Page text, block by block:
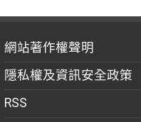
網站著作權聲明
隱私權及資訊安全政策
RSS